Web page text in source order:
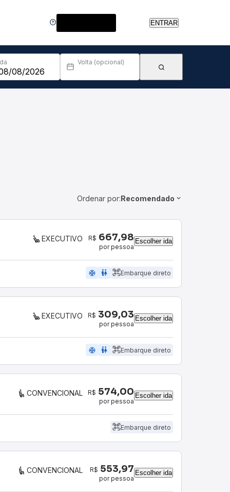
ENTRAR
Volta (opcional)
Ordenar por:Recomendado
EXECUTIVO R$ 667,98
por pessoa
Escolher ida
ac_unit wc Embarque direto
EXECUTIVO R$ 309,03
por pessoa
Escolher ida
ac_unit wc Embarque direto
CONVENCIONAL R$ 574,00
por pessoa
Escolher ida
Embarque direto
CONVENCIONAL R$ 553,97
por pessoa
Escolher ida